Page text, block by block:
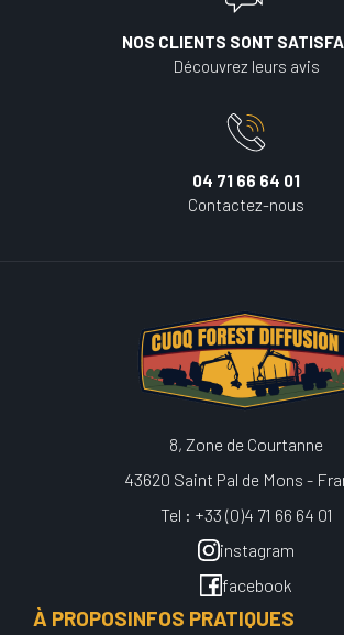
NOS CLIENTS SONT
Découvrez leurs avis
04 71 66 64 01
Contactez-nous
8, Zone de Courtanne
43620 Saint Pal de Mons -
Tel : +33 (0)4 71 66 64 01
instagram
facebook
À PROPOSINFOS PRATIQUES